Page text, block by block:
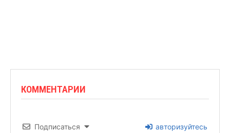
КОММЕНТАРИИ
Подписаться авторизуйтесь